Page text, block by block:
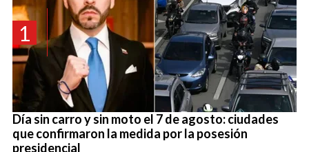
1
Día sin carro y sin moto el 7 de agosto: ciudades
que confirmaron la medida por la posesión
presidencial